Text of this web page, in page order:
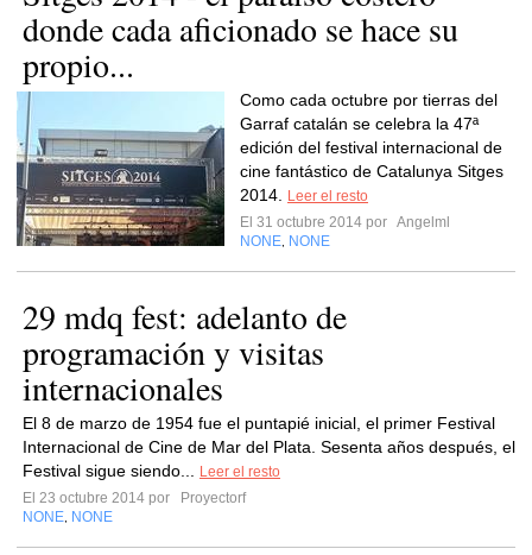
donde cada aficionado se hace su
propio...
Como cada octubre por tierras del
Garraf catalán se celebra la 47ª
edición del festival internacional de
cine fantástico de Catalunya Sitges
2014.
Leer el resto
El 31 octubre 2014 por Angelml
NONE NONE
29 mdq fest: adelanto de
programación y visitas
internacionales
El 8 de marzo de 1954 fue el puntapié inicial, el primer Festival
Internacional de Cine de Mar del Plata. Sesenta años después, el
Festival sigue siendo...
Leer el resto
El 23 octubre 2014 por
Proyectorf
NONE NONE